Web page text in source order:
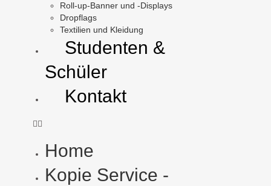
Roll-up-Banner und -Displays
Dropflags
Textilien und Kleidung
Studenten &
Schüler
Kontakt
Home
Kopie Service -